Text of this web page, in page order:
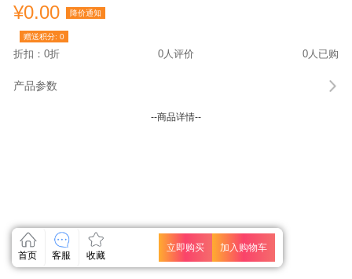
¥0.00 降价通知
赠送积分: 0
折扣：0折 0人评价 0人已购
产品参数
--商品详情--
关闭
关闭
关闭
关闭
关闭
关闭
首页 客服 收藏
加入购物车
立即购买